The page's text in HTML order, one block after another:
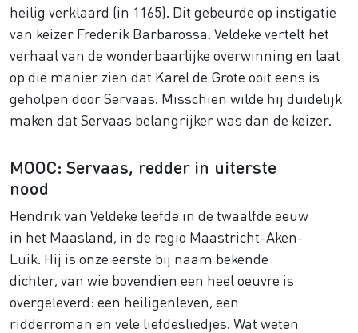
heilig verklaard (in 1165). Dit gebeurde op instigatie
van keizer Frederik Barbarossa. Veldeke vertelt het
verhaal van de wonderbaarlijke overwinning en laat
op die manier zien dat Karel de Grote ooit eens is
geholpen door Servaas. Misschien wilde hij duidelijk
maken dat Servaas belangrijker was dan de keizer.
MOOC: Servaas, redder in uiterste
nood
Hendrik van Veldeke leefde in de twaalfde eeuw
in het Maasland, in de regio Maastricht-Aken-
Luik. Hij is onze eerste bij naam bekende
dichter, van wie bovendien een heel oeuvre is
overgeleverd: een heiligenleven, een
ridderroman en vele liefdesliedjes. Wat weten